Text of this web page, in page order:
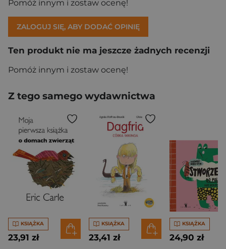
Pomóż innym i zostaw ocenę!
ZALOGUJ SIĘ, ABY DODAĆ OPINIĘ
Ten produkt nie ma jeszcze żadnych recenzji
Pomóż innym i zostaw ocenę!
Z tego samego wydawnictwa
KSIĄŻKA
23,91 zł
KSIĄŻKA
23,41 zł
KSIĄŻKA
24,90 zł